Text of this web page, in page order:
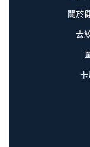
關於
去